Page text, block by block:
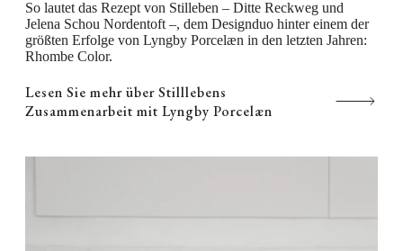
So lautet das Rezept von Stilleben – Ditte Reckweg und
Jelena Schou Nordentoft –, dem Designduo hinter einem der
größten Erfolge von Lyngby Porcelæn in den letzten Jahren:
Rhombe Color.
Lesen Sie mehr über Stilllebens
Zusammenarbeit mit Lyngby Porcelæn